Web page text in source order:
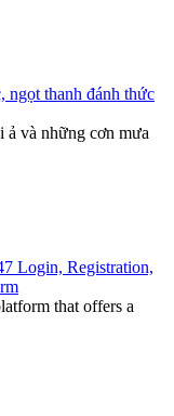
ngọt thanh đánh thức
ả và những cơn mưa
Login, Registration,
that offers a